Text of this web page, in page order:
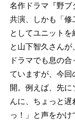
名作ドラマ『野ブ
共演、しかも「修
としてユニット
と山下智久さんが
ドラマでも息の
ていますが、今回
開。例えば、先に
んに、ちょっと遅
っ！」と声をか